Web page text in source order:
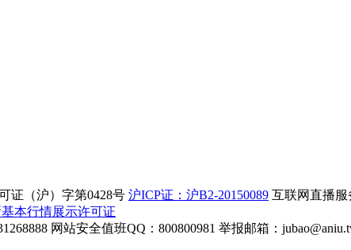
证（沪）字第0428号 沪ICP证：沪B2-20150089 互联网直播服
本行情展示许可证
网站安全值班QQ：800800981 举报邮箱：